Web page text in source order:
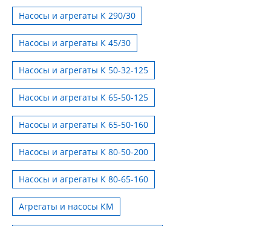
Насосы и агрегаты К 290/30
Насосы и агрегаты К 45/30
Насосы и агрегаты К 50-32-125
Насосы и агрегаты К 65-50-125
Насосы и агрегаты К 65-50-160
Насосы и агрегаты К 80-50-200
Насосы и агрегаты К 80-65-160
Агрегаты и насосы КМ